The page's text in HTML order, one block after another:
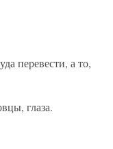
перевести, а то,
глаза.